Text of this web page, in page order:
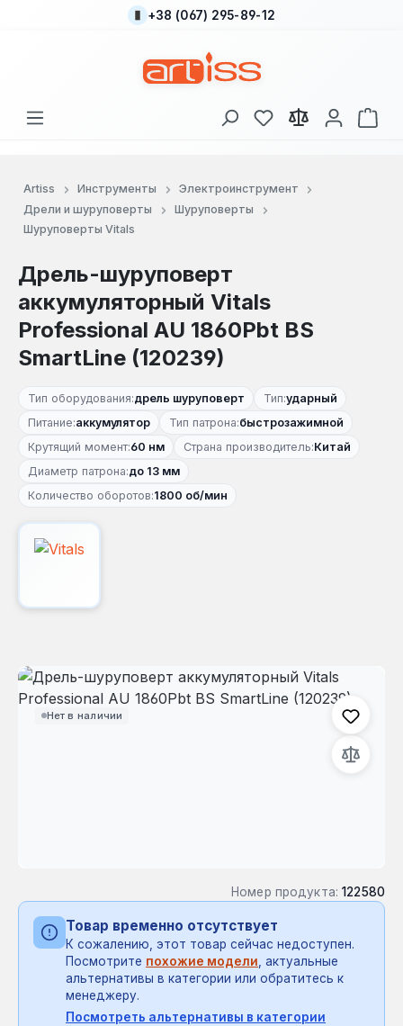
Перейти к основному содержанию
+38 (067) 295-89-12
У вас есть товары
В
Artiss Инструменты
Электроинструмент
Дрели и шуруповерты
Шуруповерты
Шуруповерты Vitals
Дрель-шуруповерт
аккумуляторный Vitals
Professional AU 1860Pbt BS
SmartLine (120239)
Тип оборудования:дрель шуруповерт Тип:ударный
Питание:аккумулятор Тип патрона:быстрозажимной
Крутящий момент:60 нм Страна производитель:Китай
Диаметр патрона:до 13 мм
Количество оборотов:1800 об/мин
Нет в наличии
Пропустить галерею изображений
Номер продукта: 122580
Товар временно отсутствует
К сожалению, этот товар сейчас недоступен.
Посмотрите похожие модели , актуальные
альтернативы в категории или обратитесь к
менеджеру.
Посмотреть альтернативы в категории